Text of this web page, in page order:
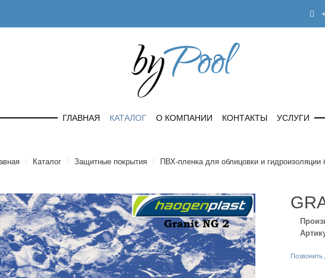
ГЛАВНАЯ КАТАЛОГ О КОМПАНИИ КОНТАКТЫ УСЛУГИ
/ Каталог / Защитные покрытия / ПВХ-пленка для облицовки и гидроизоляции
Позвонить